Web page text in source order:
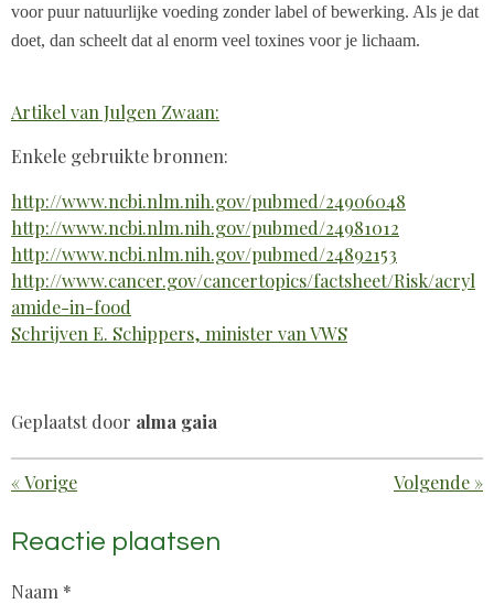
voor puur natuurlijke voeding zonder label of bewerking. Als je dat
doet, dan scheelt dat al enorm veel toxines voor je lichaam.
Artikel van Julgen Zwaan:
Enkele gebruikte bronnen:
http://www.ncbi.nlm.nih.gov/pubmed/24906048
http://www.ncbi.nlm.nih.gov/pubmed/24981012
http://www.ncbi.nlm.nih.gov/pubmed/24892153
http://www.cancer.gov/cancertopics/factsheet/Risk/acryl
amide-in-food
Schrijven E. Schippers, minister van VWS
Geplaatst door alma gaia
«Vorige Volgende »
Reactie plaatsen
Naam *